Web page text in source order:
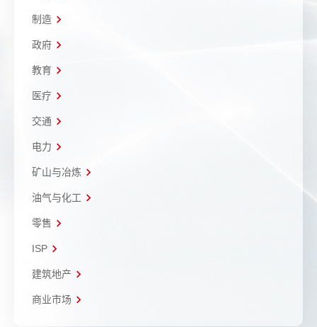
制造
政府
教育
医疗
交通
电力
矿山与冶炼
油气与化工
零售
ISP
建筑地产
商业市场